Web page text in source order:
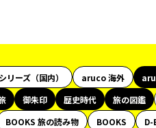
リーズ（国内） aruco 海外
御朱印 歴史時代 旅の図鑑
BOOKS 旅の読み物 BOOKS